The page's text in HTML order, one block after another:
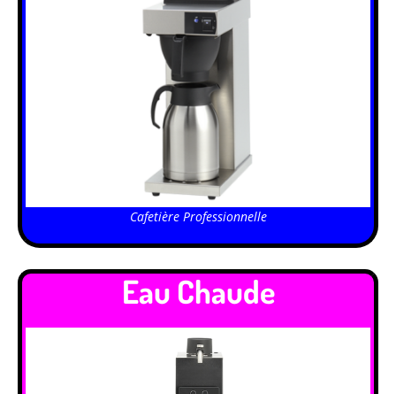
Cafetière Professionnelle
Eau Chaude